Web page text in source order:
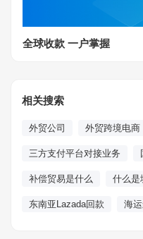
全球收款 一户掌握
相关搜索
外贸公司 外贸跨境电商
三方支付平台对接业务
补偿贸易是什么 什么是
东南亚Lazada回款 海